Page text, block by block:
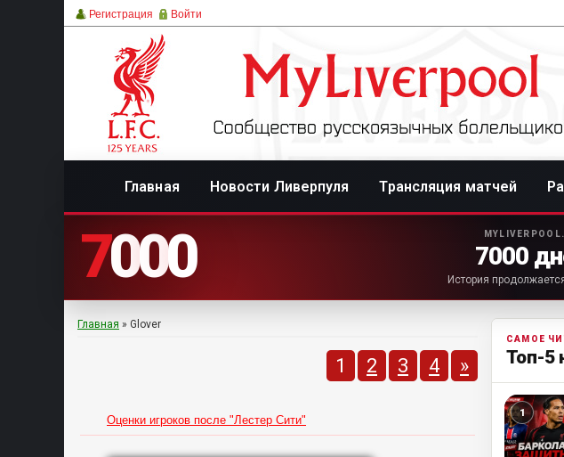
Регистрация Войти
Главная Новости Ливерпуля Трансляция матчей
7000 7000
История
Главная » Glover
1 2 3 4 »
Оценки игроков после "Лестер Сити"
САМОЕ
Топ-5
ML